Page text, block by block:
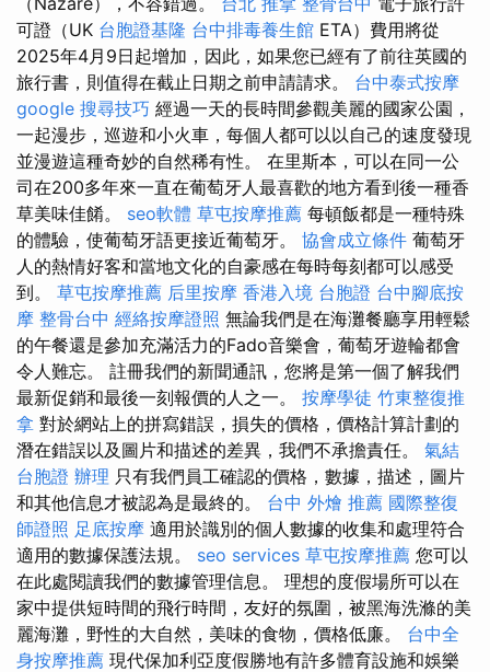
可證（UK 台胞證基隆 台中排毒養生館 ETA）費用將從
2025年4月9日起增加，因此，如果您已經有了前往英國的
旅行書，則值得在截止日期之前申請請求。 台中泰式按摩
google 搜尋技巧 經過一天的長時間參觀美麗的國家公園，
一起漫步，巡遊和小火車，每個人都可以以自己的速度發現
並漫遊這種奇妙的自然稀有性。 在里斯本，可以在同一公
司在200多年來一直在葡萄牙人最喜歡的地方看到後一種香
草美味佳餚。 seo軟體 草屯按摩推薦 每頓飯都是一種特殊
的體驗，使葡萄牙語更接近葡萄牙。 協會成立條件 葡萄牙
人的熱情好客和當地文化的自豪感在每時每刻都可以感受
到。 草屯按摩推薦 后里按摩 香港入境 台胞證 台中腳底按
摩 整骨台中 經絡按摩證照 無論我們是在海灘餐廳享用輕鬆
的午餐還是參加充滿活力的Fado音樂會，葡萄牙遊輪都會
令人難忘。 註冊我們的新聞通訊，您將是第一個了解我們
最新促銷和最後一刻報價的人之一。 按摩學徒 竹東整復推
拿 對於網站上的拼寫錯誤，損失的價格，價格計算計劃的
潛在錯誤以及圖片和描述的差異，我們不承擔責任。 氣結
台胞證 辦理 只有我們員工確認的價格，數據，描述，圖片
和其他信息才被認為是最終的。 台中 外燴 推薦 國際整復
師證照 足底按摩 適用於識別的個人數據的收集和處理符合
適用的數據保護法規。 seo services 草屯按摩推薦 您可以
在此處閱讀我們的數據管理信息。 理想的度假場所可以在
家中提供短時間的飛行時間，友好的氛圍，被黑海洗滌的美
麗海灘，野性的大自然，美味的食物，價格低廉。 台中全
身按摩推薦 現代保加利亞度假勝地有許多體育設施和娛樂